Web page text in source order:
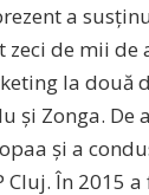
a
de mii
la două
Zonga. De
și a
În 2015